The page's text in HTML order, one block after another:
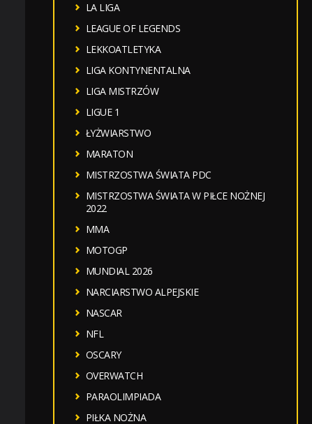
LA LIGA
LEAGUE OF LEGENDS
LEKKOATLETYKA
LIGA KONTYNENTALNA
LIGA MISTRZÓW
LIGUE 1
ŁYŻWIARSTWO
MARATON
MISTRZOSTWA ŚWIATA PDC
MISTRZOSTWA ŚWIATA W PIŁCE NOŻNEJ
2022
MMA
MOTOGP
MUNDIAL 2026
NARCIARSTWO ALPEJSKIE
NASCAR
NFL
OSCARY
OVERWATCH
PARAOLIMPIADA
PIŁKA NOŻNA